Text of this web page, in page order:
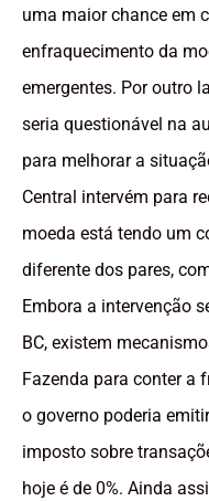
uma maior chance em
enfraquecimento da
emergentes. Por outro
seria questionável na
para melhorar a
Central intervém para
moeda está tendo um
diferente dos pares,
Embora a intervenção
BC, existem
Fazenda para conter a
o governo poderia
imposto sobre
hoje é de 0%. Ainda